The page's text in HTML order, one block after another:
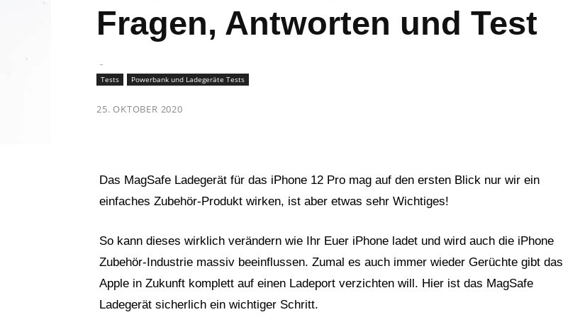
Fragen, Antworten und Test
-
Tests
Powerbank und Ladegeräte Tests
25. OKTOBER 2020
Das MagSafe Ladegerät für das iPhone 12 Pro mag auf den ersten Blick nur wir ein
einfaches Zubehör-Produkt wirken, ist aber etwas sehr Wichtiges!
So kann dieses wirklich verändern wie Ihr Euer iPhone ladet und wird auch die iPhone
Zubehör-Industrie massiv beeinflussen. Zumal es auch immer wieder Gerüchte gibt das
Apple in Zukunft komplett auf einen Ladeport verzichten will. Hier ist das MagSafe
Ladegerät sicherlich ein wichtiger Schritt.